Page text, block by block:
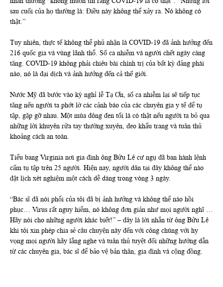
sau cuối của họ thường là: Điều này không thể xảy ra. Nó không có
thật.”
Tuy nhiên, thực tế không thể phủ nhận là COVID-19 đã ảnh hưởng đến
216 quốc gia và vùng lãnh thổ. Số ca nhiễm và người chết ngày càng
tăng. COVID-19 không phải chiêu bài chính trị của bất kỳ đảng phái
nào, nó là đại dịch và ảnh hưởng đến cả thế giới.
Nước Mỹ đã bước vào kỳ nghỉ lễ Tạ Ơn, số ca nhiễm lại sẽ tiếp tục
tăng nếu người ta phớt lờ các cảnh báo của các chuyên gia y tế để tụ
tập, gặp gỡ nhau. Một mùa đông đen tối là có thật nếu người ta bỏ qua
những lời khuyên rửa tay thường xuyên, đeo khẩu trang và tuân thủ
khoảng cách an toàn.
Tiểu bang Virginia nơi gia đình ông Bửu Lê cư ngụ đã ban hành lệnh
cấm tụ tập trên 25 người. Hiện nay, người dân tại đây không thể nào
đặt lịch xét nghiệm một cách dễ dàng trong vòng 3 ngày.
“Bác sĩ đã nói phổi của tôi đã bị ảnh hưởng và không thể nào hồi
phục… Virus rất nguy hiểm, nó không đơn giản như mọi người nghĩ …
Hãy nói cho những người khác biết!” – đây là lời nhắn từ ông Bửu Lê
khi tôi xin phép chia sẻ câu chuyện này đến với công chúng với hy
vọng mọi người hãy lắng nghe và tuân thủ tuyệt đối những hướng dẫn
từ các chuyên gia, bác sĩ để bảo vệ bản thân, gia đình và cộng đồng.